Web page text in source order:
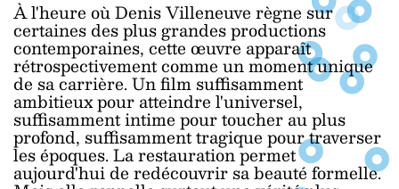
À l'heure où Denis Villeneuve règne sur
certaines des plus grandes productions
contemporaines, cette œuvre apparaît
rétrospectivement comme un moment unique
de sa carrière. Un film suffisamment
ambitieux pour atteindre l'universel,
suffisamment intime pour toucher au plus
profond, suffisamment tragique pour traverser
les époques. La restauration permet
aujourd'hui de redécouvrir sa beauté formelle.